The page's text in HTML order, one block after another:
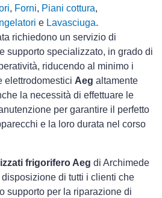
, Forni, Piani cottura,
e Lavasciuga.
richiedono un servizio di
supporto specializzato, in grado di
riducendo al minimo i
elettrodomestici Aeg altamente
la necessità di effettuare le
per garantire il perfetto
e la loro durata nel corso
frigorifero Aeg di Archimede
di tutti i clienti che
supporto per la riparazione di